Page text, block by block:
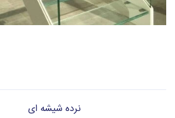
نرده شیشه ای